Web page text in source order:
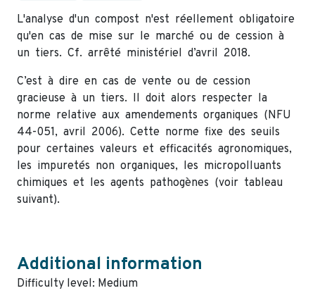
L'analyse d'un compost n'est réellement obligatoire
qu'en cas de mise sur le marché ou de cession à
un tiers. Cf. arrêté ministériel d’avril 2018.
C’est à dire en cas de vente ou de cession
gracieuse à un tiers. Il doit alors respecter la
norme relative aux amendements organiques (NFU
44-051, avril 2006). Cette norme fixe des seuils
pour certaines valeurs et efficacités agronomiques,
les impuretés non organiques, les micropolluants
chimiques et les agents pathogènes (voir tableau
suivant).
Additional information
Difficulty level: Medium